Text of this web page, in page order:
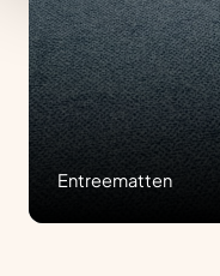
Entreematten